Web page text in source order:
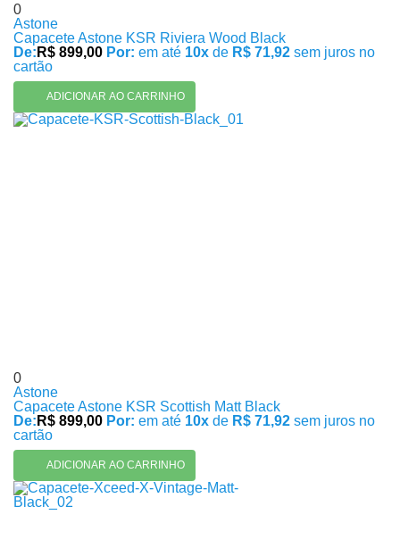
0
Astone
Capacete Astone KSR Riviera Wood Black
De: R$ 899,00 Por: em até 10x de R$ 71,92 sem juros no
cartão
ADICIONAR AO CARRINHO
0
Astone
Capacete Astone KSR Scottish Matt Black
De: R$ 899,00 Por: em até 10x de R$ 71,92 sem juros no
cartão
ADICIONAR AO CARRINHO